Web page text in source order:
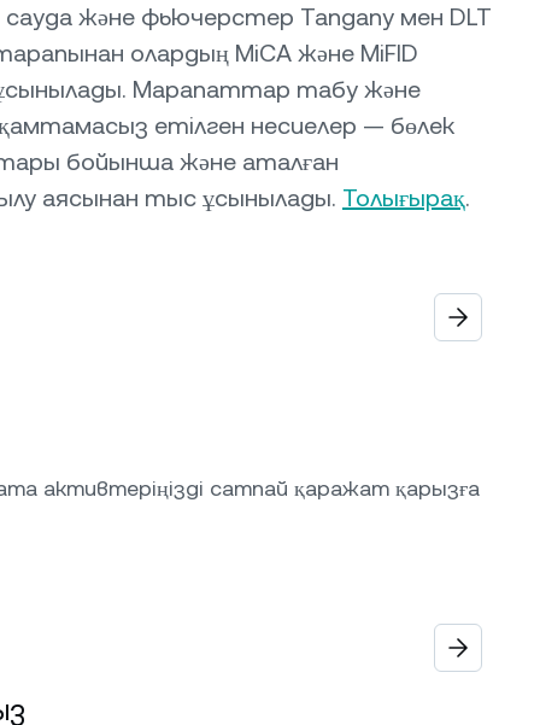
және фьючерстер Tangany мен DLT
олардың MiCA және MiFID
Марапаттар табу және
етілген несиелер — бөлек
бойынша және аталған
аясынан тыс ұсынылады. Толығырақ.
активтеріңізді сатпай қаражат қарызға